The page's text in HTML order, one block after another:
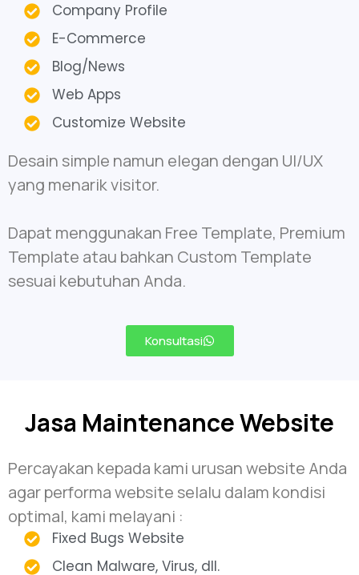
Company Profile
E-Commerce
Blog/News
Web Apps
Customize Website
Desain simple namun elegan dengan UI/UX
yang menarik visitor.
Dapat menggunakan Free Template, Premium
Template atau bahkan Custom Template
sesuai kebutuhan Anda.
Konsultasi
Jasa Maintenance Website
Percayakan kepada kami urusan website Anda
agar performa website selalu dalam kondisi
optimal, kami melayani :
Fixed Bugs Website
Clean Malware, Virus, dll.